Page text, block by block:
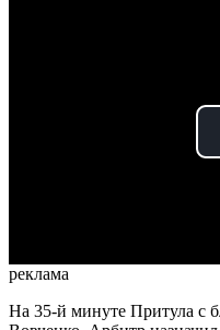
реклама
На 35-й минуте Притула с